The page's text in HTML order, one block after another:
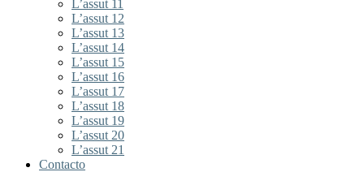
L’assut 11
L’assut 12
L’assut 13
L’assut 14
L’assut 15
L’assut 16
L’assut 17
L’assut 18
L’assut 19
L’assut 20
L’assut 21
Contacto